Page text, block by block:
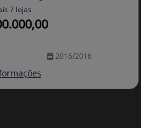
7 lojas
2016/2016